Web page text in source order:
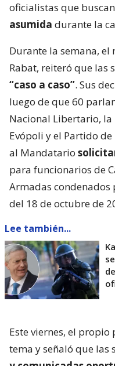
oficialistas que buscan
asumida durante la
Durante la semana, el
Rabat, reiteró que las
“caso a caso”. Sus
luego de que 60
Nacional Libertario, la
Evópoli y el Partido
al Mandatario
para funcionarios de
Armadas
del 18 de octubre de
Lee también...
Este viernes, el
tema y señaló que las